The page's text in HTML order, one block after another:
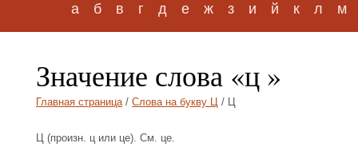
а б в г д е ж з и й к л м
Значение слова «ц »
Главная страница/ Слова на букву Ц / Ц
Ц (произн. ц или це). См. це.